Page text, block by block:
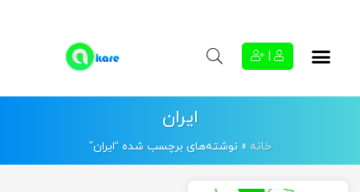
ایران
خانه » نوشته‌های برچسب شده “ایران”